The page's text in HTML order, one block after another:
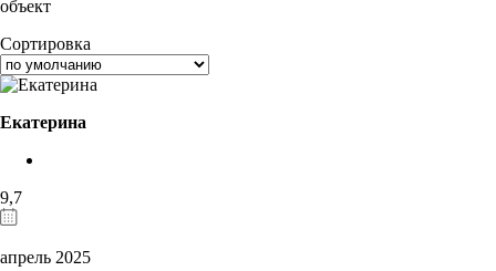
объект
Сортировка
Екатерина
9,7
апрель 2025